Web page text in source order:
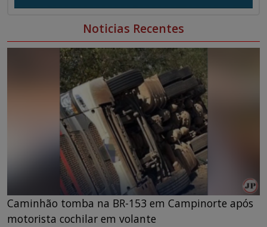
Noticias Recentes
Caminhão tomba na BR-153 em Campinorte após
motorista cochilar em volante